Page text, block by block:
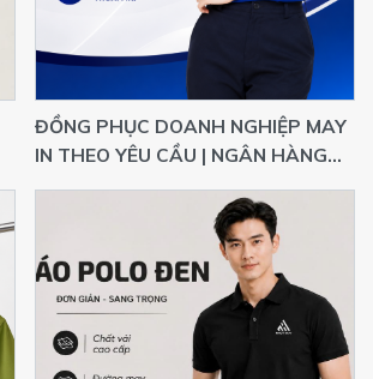
ĐỒNG PHỤC DOANH NGHIỆP MAY
IN THEO YÊU CẦU | NGÂN HÀNG